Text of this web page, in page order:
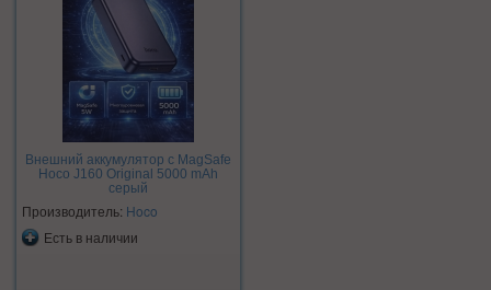
Внешний аккумулятор с MagSafe
Hoco J160 Original 5000 mAh
серый
Производитель: Hoco
Есть в наличии